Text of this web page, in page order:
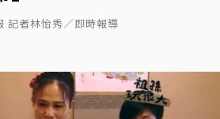
記者林怡秀／即時報導